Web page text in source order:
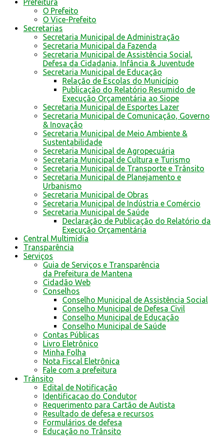
Prefeitura
O Prefeito
O Vice-Prefeito
Secretarias
Secretaria Municipal de Administração
Secretaria Municipal da Fazenda
Secretaria Municipal de Assistência Social,
Defesa da Cidadania, Infância & Juventude
Secretaria Municipal de Educação
Relação de Escolas do Município
Publicação do Relatório Resumido de
Execução Orçamentária ao Siope
Secretaria Municipal de Esportes Lazer
Secretaria Municipal de Comunicação, Governo
& Inovação
Secretaria Municipal de Meio Ambiente &
Sustentabilidade
Secretaria Municipal de Agropecuária
Secretaria Municipal de Cultura e Turismo
Secretaria Municipal de Transporte e Trânsito
Secretaria Municipal de Planejamento e
Urbanismo
Secretaria Municipal de Obras
Secretaria Municipal de Indústria e Comércio
Secretaria Municipal de Saúde
Declaração de Publicação do Relatório da
Execução Orçamentária
Central Multimídia
Transparência
Serviços
Guia de Serviços e Transparência
da Prefeitura de Mantena
Cidadão Web
Conselhos
Conselho Municipal de Assistência Social
Conselho Municipal de Defesa Civil
Conselho Municipal de Educação
Conselho Municipal de Saúde
Contas Públicas
Livro Eletrônico
Minha Folha
Nota Fiscal Eletrônica
Fale com a prefeitura
Trânsito
Edital de Notificação
Identificacao do Condutor
Requerimento para Cartão de Autista
Resultado de defesa e recursos
Formulários de defesa
Educação no Trânsito